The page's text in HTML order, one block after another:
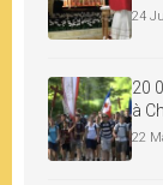
24
20
à
22